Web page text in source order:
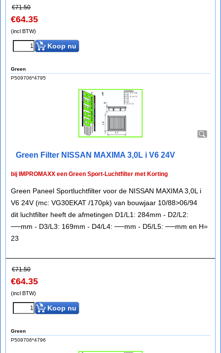
€71.50
€64.35
(incl BTW)
Koop nu
Green
P509706*4795
Green Filter NISSAN MAXIMA 3,0L i V6 24V
bij IMPROMAXX een Green Sport-Luchtfilter met Korting
Green Paneel Sportluchtfilter voor de NISSAN MAXIMA 3,0L i
V6 24V (mc: VG30EKAT /170pk) van bouwjaar 10/88>06/94
dit luchtfilter heeft de afmetingen D1/L1: 284mm - D2/L2:
──mm - D3/L3: 169mm - D4/L4: ──mm - D5/L5: ──mm en H=
23
€71.50
€64.35
(incl BTW)
Koop nu
Green
P509706*4796